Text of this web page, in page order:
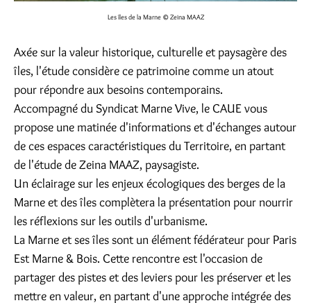
Les îles de la Marne © Zeina MAAZ
Axée sur la valeur historique, culturelle et paysagère des
îles, l'étude considère ce patrimoine comme un atout
pour répondre aux besoins contemporains.
Accompagné du Syndicat Marne Vive, le CAUE vous
propose une matinée d'informations et d'échanges autour
de ces espaces caractéristiques du Territoire, en partant
de l'étude de Zeina MAAZ, paysagiste.
Un éclairage sur les enjeux écologiques des berges de la
Marne et des îles complètera la présentation pour nourrir
les réflexions sur les outils d'urbanisme.
La Marne et ses îles sont un élément fédérateur pour Paris
Est Marne & Bois. Cette rencontre est l'occasion de
partager des pistes et des leviers pour les préserver et les
mettre en valeur, en partant d'une approche intégrée des